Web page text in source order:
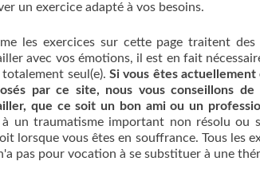
un exercice adapté à vos besoins.
les exercices sur cette page traitent
avec vos émotions, il est en fait
seul(e). Si vous êtes actuellement
par ce site, nous vous conseillons
que ce soit un bon ami ou un
un traumatisme important non résolu ou
lorsque vous êtes en souffrance. Tous les
pas pour vocation à se substituer à une